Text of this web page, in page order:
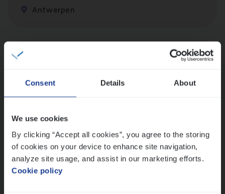
Consent Details About
We use cookies
By clicking “Accept all cookies”, you agree to the storing
of cookies on your device to enhance site navigation,
analyze site usage, and assist in our marketing efforts.
Cookie policy
Antwerpen
Dos­sier­be­heer­der Gewaar­borgd Inkomen
Antwerpen
Dos­sier­be­heer­der Onder­ne­min­gen Van­b­
re­da Huys­mans — Mechelen
Insurance Operations